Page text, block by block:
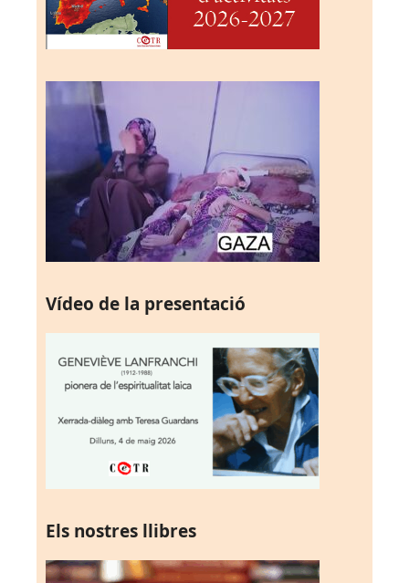
Vídeo de la presentació
Els nostres llibres